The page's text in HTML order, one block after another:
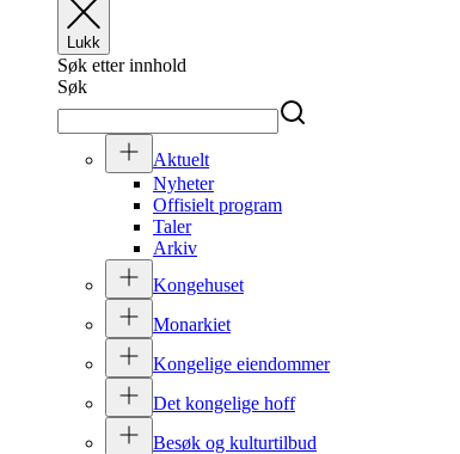
Lukk
Søk etter innhold
Søk
Aktuelt
Nyheter
Offisielt program
Taler
Arkiv
Kongehuset
Monarkiet
Kongelige eiendommer
Det kongelige hoff
Besøk og kulturtilbud